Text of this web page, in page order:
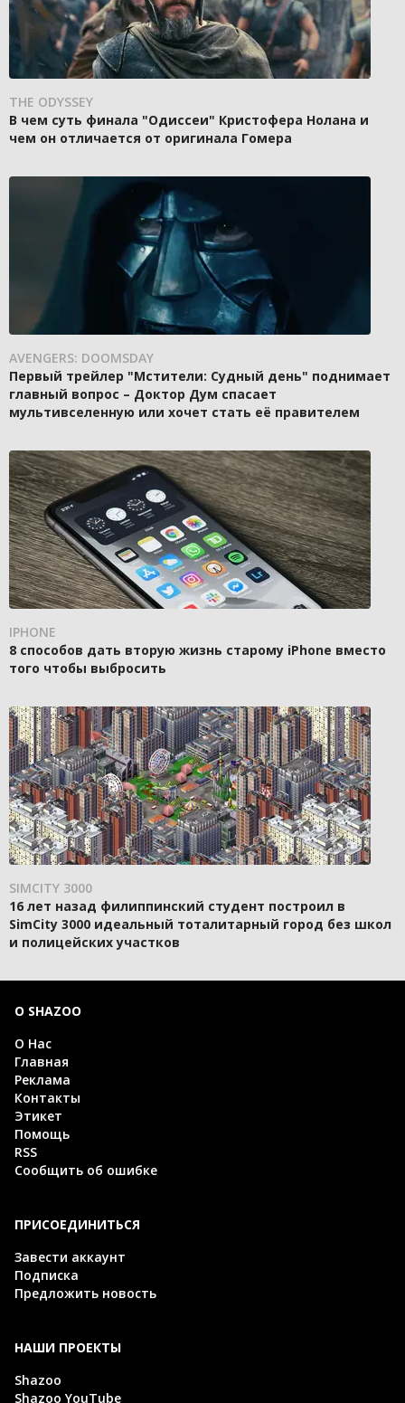
THE ODYSSEY
В чем суть финала "Одиссеи" Кристофера Нолана и
чем он отличается от оригинала Гомера
AVENGERS: DOOMSDAY
Первый трейлер "Мстители: Судный день" поднимает
главный вопрос – Доктор Дум спасает
мультивселенную или хочет стать её правителем
IPHONE
8 способов дать вторую жизнь старому iPhone вместо
того чтобы выбросить
SIMCITY 3000
16 лет назад филиппинский студент построил в
SimCity 3000 идеальный тоталитарный город без школ
и полицейских участков
О SHAZOO
О Нас
Главная
Реклама
Контакты
Этикет
Помощь
RSS
Сообщить об ошибке
ПРИСОЕДИНИТЬСЯ
Завести аккаунт
Подписка
Предложить новость
НАШИ ПРОЕКТЫ
Shazoo
Shazoo YouTube